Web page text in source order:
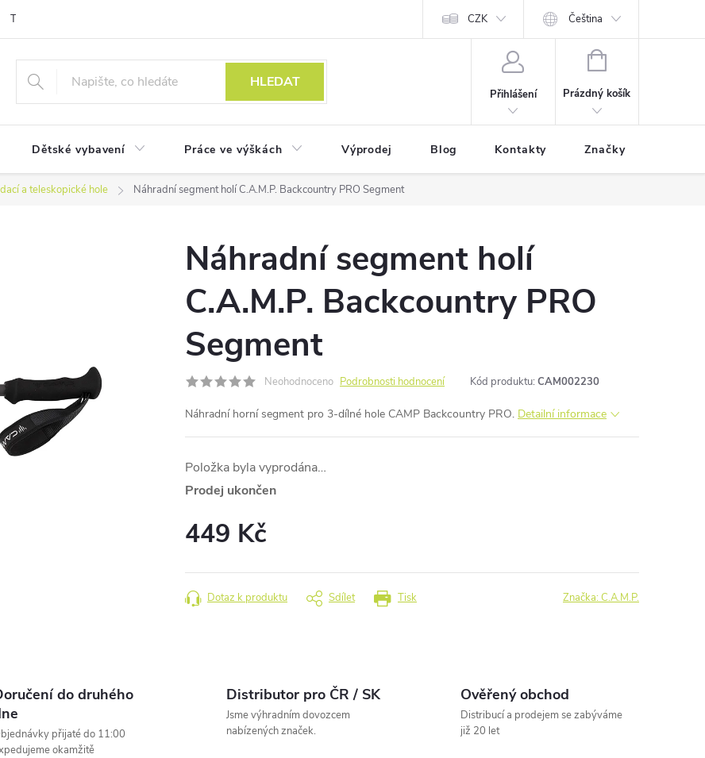
Technologie CZK Čeština
HLEDAT
Přihlášení
NÁKUPNÍ
Prázdný košík
Dětské vybavení Práce ve výškách Výprodej Blog Kontakty Značky
a teleskopické hole Náhradní segment holí C.A.M.P. Backcountry PRO Segment
Náhradní segment holí
C.A.M.P. Backcountry PRO
Segment
Neohodnoceno Podrobnosti hodnocení Kód produktu: CAM002230
Náhradní horní segment pro 3-dílné hole CAMP Backcountry PRO. Detailní informace
Položka byla vyprodána…
Prodej ukončen
449 Kč
cena:
Tisk
Dotaz k produktu Sdílet Značka:C.A.M.P.
do druhého
přijaté do 11:00
okamžitě
Distributor pro ČR / SK
Jsme výhradním dovozcem
nabízených značek.
Ověřený obchod
Distribucí a prodejem se zabýváme
již 20 let